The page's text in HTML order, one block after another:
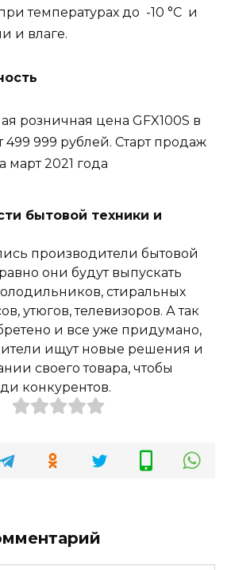
температурах до -10 °C и
и влаге.
розничная цена GFX100S в
499 999 рублей. Старт продаж
март 2021 года
бытовой техники и
производители бытовой
они будут выпускать
стиральных
утюгов, телевизоров. А так
и все уже придумано,
ищут новые решения и
своего товара, чтобы
конкурентов.